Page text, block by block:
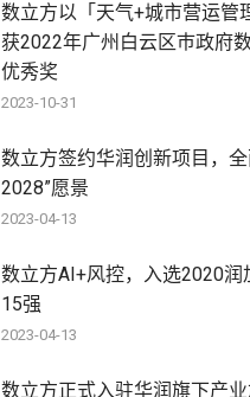
数立方以「天气+城市营运管
获2022年广州白云区巿政府
优秀奖
2023-10-31
数立方签约华润创新项目，
2028”愿景
2023-04-13
数立方AI+风控，入选2020润
15强
2023-04-13
数立方正式入驻华润旗下产